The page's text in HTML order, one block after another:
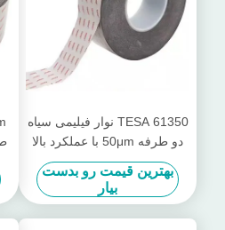
TESA 61350 نوار فیلیمی سیاه
دو طرفه 50μm با عملکرد بالا
بهترین قیمت رو بدست
بیار